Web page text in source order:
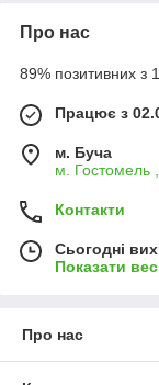
Про нас
89% позитивних з
Працює з
м. Буча
м. Гостомель
Контакти
Сьогодні
Показати
Про нас